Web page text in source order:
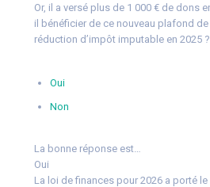
Or, il a versé plus de 1 000 € de dons
il bénéficier de ce nouveau plafond de
réduction d’impôt imputable en 2025 ?
Oui
Non
La bonne réponse est…
Oui
La loi de finances pour 2026 a porté